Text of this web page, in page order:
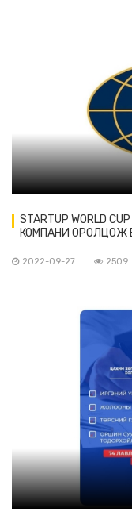
STARTUP WORLD
КОМПАНИ ОРОЛЦОЖ
2022-09-27 2509